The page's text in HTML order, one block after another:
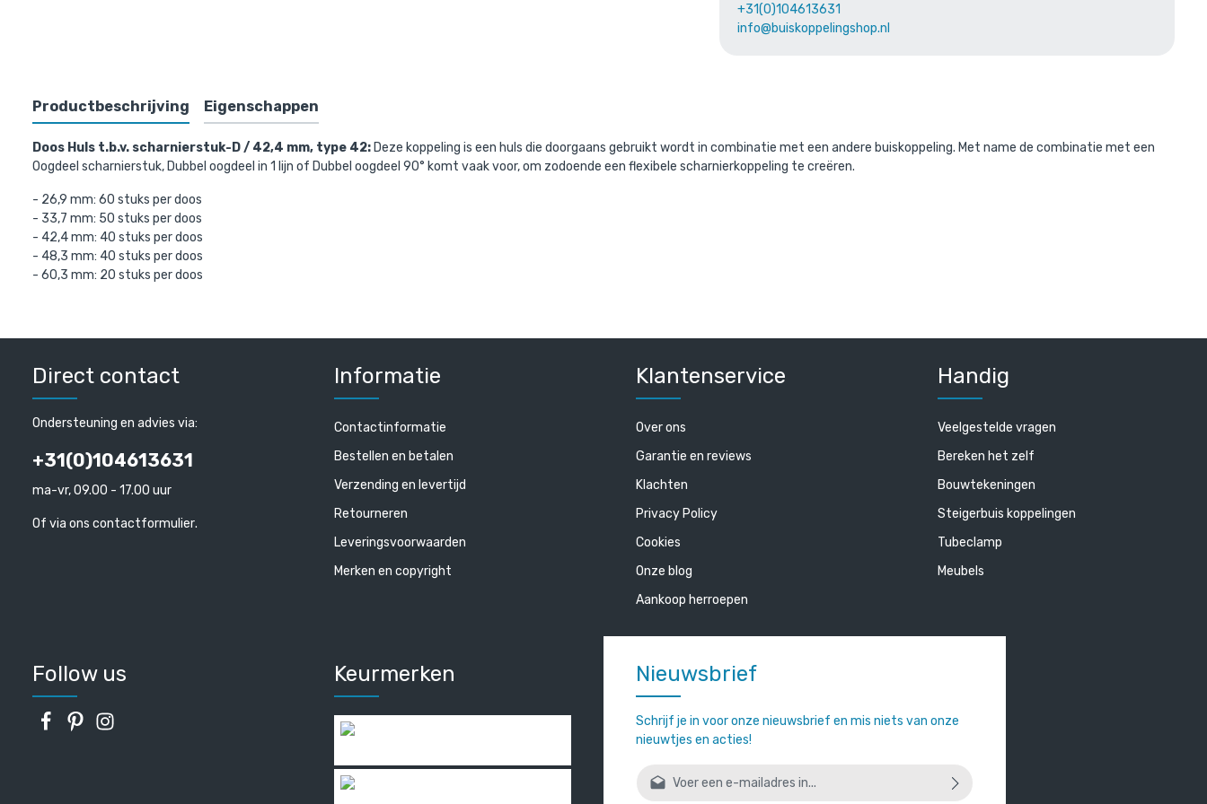
+31(0)104613631
info@buiskoppelingshop.nl
Productbeschrijving Eigenschappen
Doos Huls t.b.v. scharnierstuk-D / 42,4 mm, type 42: Deze koppeling is een huls die doorgaans gebruikt wordt in combinatie met een andere buiskoppeling. Met name de combinatie met een
Oogdeel scharnierstuk, Dubbel oogdeel in 1 lijn of Dubbel oogdeel 90° komt vaak voor, om zodoende een flexibele scharnierkoppeling te creëren.
- 26,9 mm: 60 stuks per doos
- 33,7 mm: 50 stuks per doos
- 42,4 mm: 40 stuks per doos
- 48,3 mm: 40 stuks per doos
- 60,3 mm: 20 stuks per doos
€ 12,40 incl. BTW/ per meter € 15,61 incl. BTW/ per meter
Nieuwsbrief
Schrijf je in voor onze nieuwsbrief en mis niets van onze
nieuwtjes en acties!
E-mailadres*
Follow us Keurmerken
Direct contact
Ondersteuning en advies via:
+31(0)104613631
ma-vr, 09.00 - 17.00 uur
Of via ons contactformulier.
Informatie
Contactinformatie
Bestellen en betalen
Verzending en levertijd
Retourneren
Leveringsvoorwaarden
Merken en copyright
Klantenservice
Over ons
Garantie en reviews
Klachten
Privacy Policy
Cookies
Onze blog
Aankoop herroepen
Handig
Veelgestelde vragen
Bereken het zelf
Bouwtekeningen
Steigerbuis koppelingen
Tubeclamp
Meubels